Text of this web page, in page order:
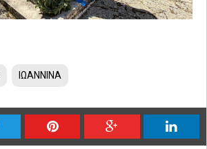
ΙΩΑΝΝΙΝΑ